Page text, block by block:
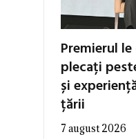
Premierul
plecați
și
țării
7 august 2026